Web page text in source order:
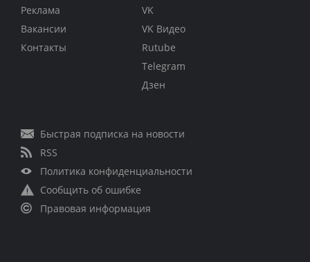
Реклама
Вакансии
Контакты
VK
VK Видео
Rutube
Telegram
Дзен
Быстрая подписка на новости
RSS
Политика конфиденциальности
Сообщить об ошибке
Правовая информация